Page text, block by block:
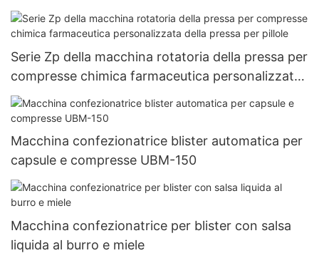
Serie Zp della macchina rotatoria della pressa per
compresse chimica farmaceutica personalizzata
della pressa per pillole
Macchina confezionatrice blister automatica per
capsule e compresse UBM-150
Macchina confezionatrice per blister con salsa
liquida al burro e miele